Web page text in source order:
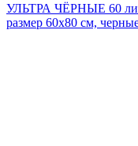
УЛЬТРА ЧЁРНЫЕ 60
размер 60х80 см,